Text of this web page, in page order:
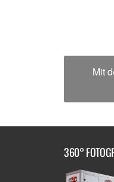
Mit
360°